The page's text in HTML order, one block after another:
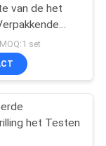
van de het
het Testen
set
het Testen